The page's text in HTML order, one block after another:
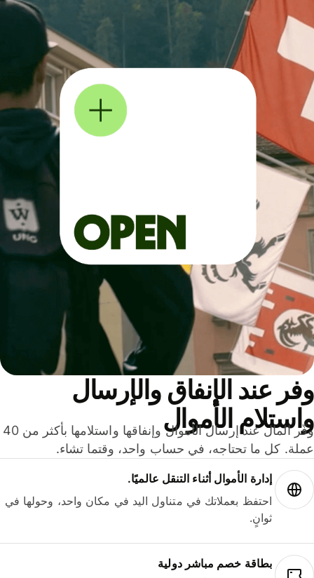
عند الإنفاق والإرسال
الأموال
وفّر المال عند إرسال الأموال وإنفاقها واستلامها بأكثر من 40
كل ما تحتاجه، في حساب واحد، وقتما تشاء.
إدارة الأموال أثناء التنقل عالميًا.
احتفظ بعملاتك في متناول اليد في مكان واحد، وحولها في
ثوانٍ.
بطاقة خصم مباشر دولية